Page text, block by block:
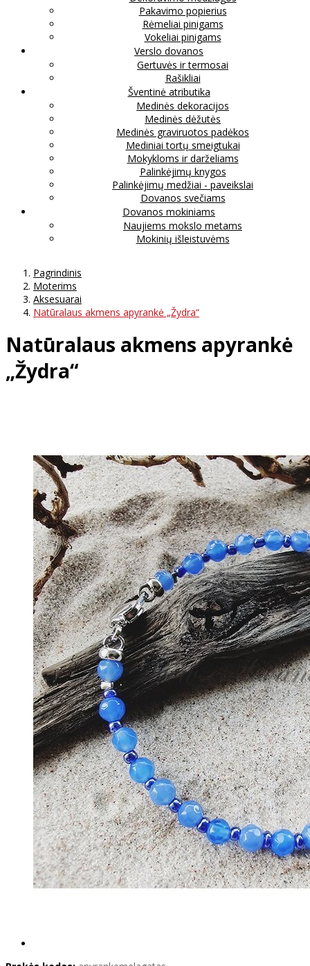
Pakavimo popierius
Rėmeliai pinigams
Vokeliai pinigams
Verslo dovanos
Gertuvės ir termosai
Rašikliai
Šventinė atributika
Medinės dekoracijos
Medinės dėžutės
Medinės graviruotos padėkos
Mediniai tortų smeigtukai
Mokykloms ir darželiams
Palinkėjimų knygos
Palinkėjimų medžiai - paveikslai
Dovanos svečiams
Dovanos mokiniams
Naujiems mokslo metams
Mokinių išleistuvėms
Pagrindinis
Moterims
Aksesuarai
Natūralaus akmens apyrankė „Žydra“
Natūralaus akmens apyrankė
„Žydra“